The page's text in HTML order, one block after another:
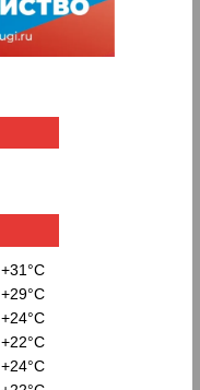
+31°C
+29°C
+24°C
+22°C
+24°C